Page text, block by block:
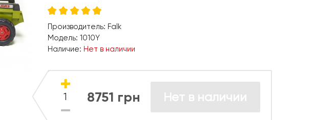
Производитель: Falk
Модель: 1010Y
Наличие: Нет в наличии
8751 грн Нет в наличии